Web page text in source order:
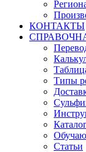
КОНТАКТЫ
Типы
Статьи